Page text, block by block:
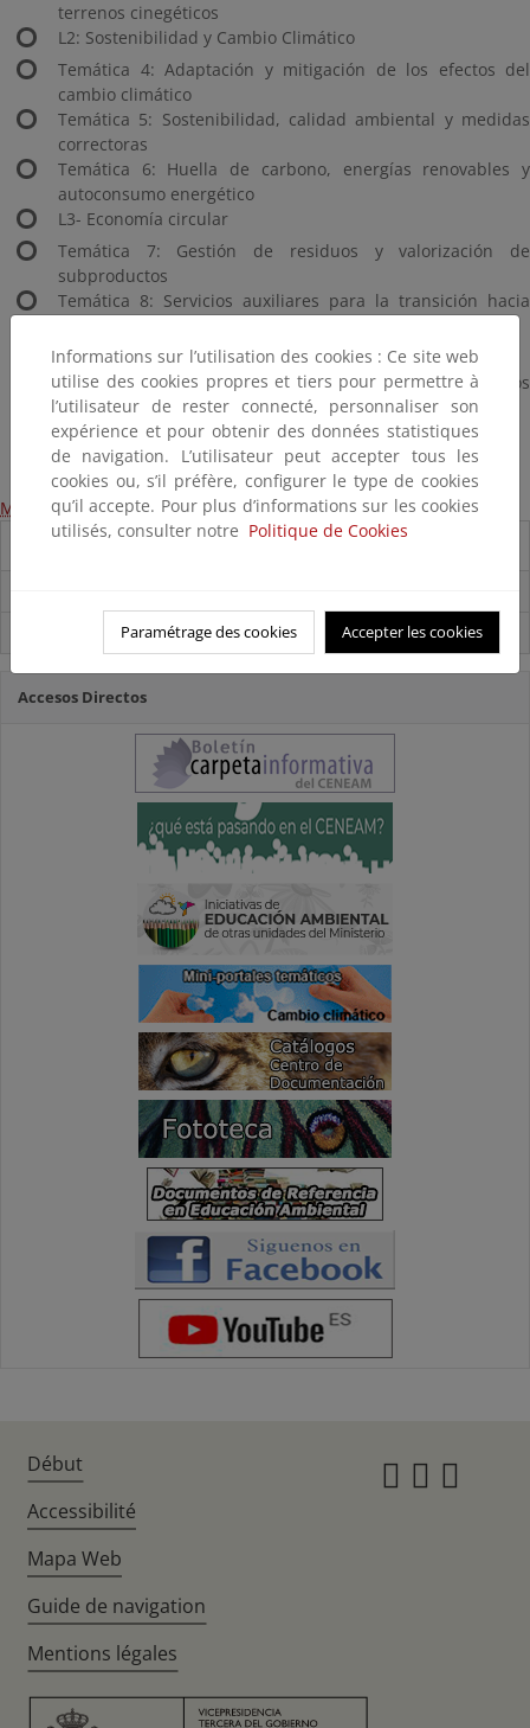
terrenos cinegéticos
L2: Sostenibilidad y Cambio Climático
Temática 4: Adaptación y mitigación de los efectos del
cambio climático
Temática 5: Sostenibilidad, calidad ambiental y medidas
correctoras
Temática 6: Huella de carbono, energías renovables y
autoconsumo energético
L3- Economía circular
Temática 7: Gestión de residuos y valorización de
subproductos
Temática 8: Servicios auxiliares para la transición hacia
L4- Gestión sostenible del agua
Temática 9: Reutilización y gestión eficiente de recursos
hídricos
Temática 10: Huella hídrica
Más información
Destacados
Suscríbete a la Carpeta Informativa del Ceneam
Accesos Directos
Informations sur l’utilisation des cookies : Ce site web
utilise des cookies propres et tiers pour permettre à
l’utilisateur de rester connecté, personnaliser son
expérience et pour obtenir des données statistiques
de navigation. L’utilisateur peut accepter tous les
cookies ou, s’il préfère, configurer le type de cookies
qu’il accepte. Pour plus d’informations sur les cookies
utilisés, consulter notre Politique de Cookies
Paramétrage des cookies Accepter les cookies
Début
Accessibilité
Mapa Web
Guide de navigation
Mentions légales